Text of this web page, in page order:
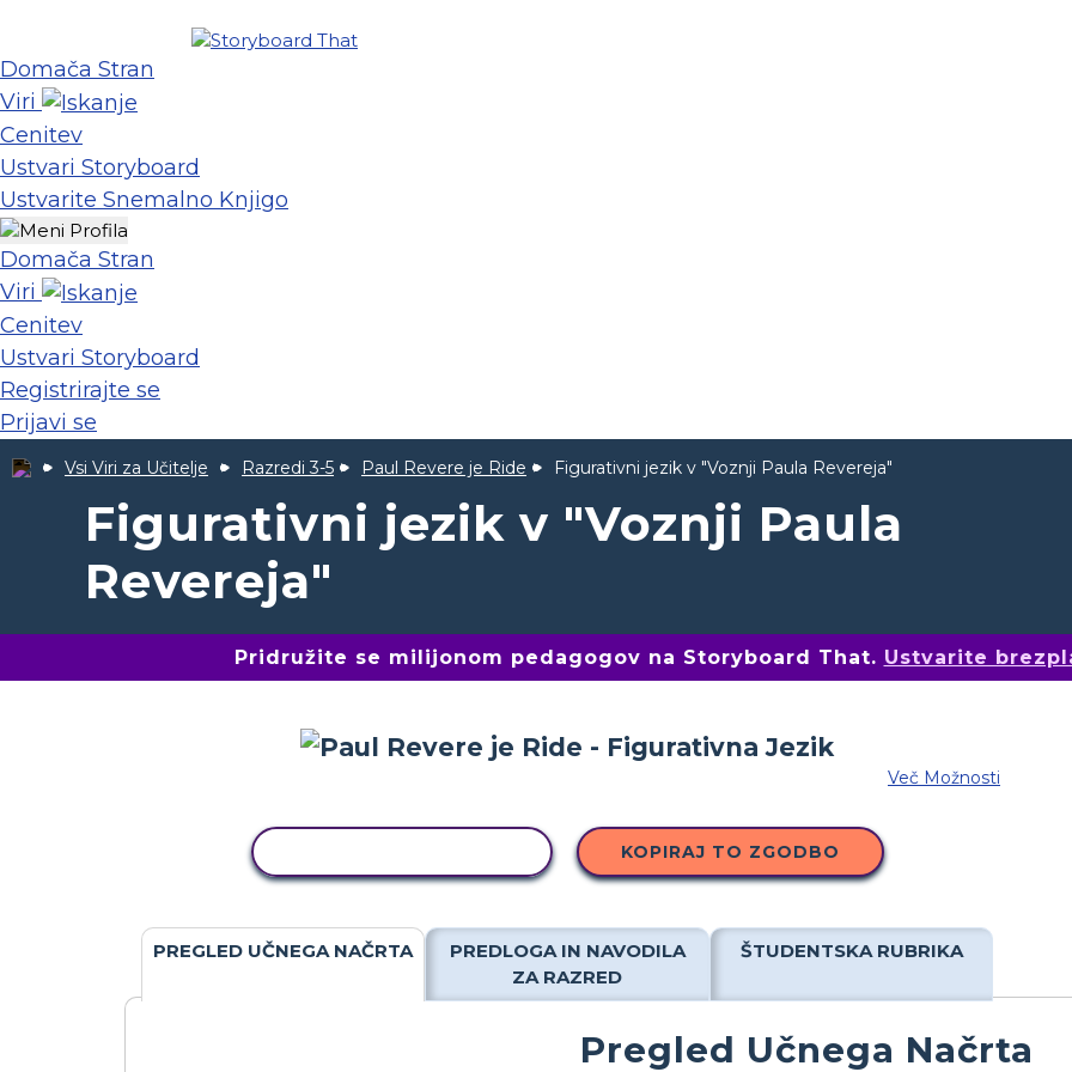
Domača Stran
Viri
Cenitev
Ustvari Storyboard
Ustvarite Snemalno Knjigo
Domača Stran
Viri
Cenitev
Ustvari Storyboard
Registrirajte se
Prijavi se
Vsi Viri za Učitelje Razredi 3-5 Paul Revere je Ride Figurativni jezik v "Voznji Paula Revereja"
Figurativni jezik v "Voznji Paula
Revereja"
Pridružite se milijonom pedagogov na Storyboard That. Ustvarite
Več Možnosti
KOPIRAJ TO ZGODBO
PREGLED UČNEGA NAČRTA
PREDLOGA IN NAVODILA
ZA RAZRED
ŠTUDENTSKA RUBRIKA
Pregled Učnega Načrta